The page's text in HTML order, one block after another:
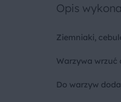
Opis
Ziemniaki,
Warzywa wrzuć
Do warzyw